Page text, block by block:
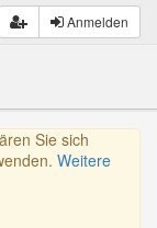
Anmelden
Sie sich
Weitere